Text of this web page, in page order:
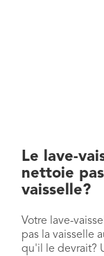
Le lave-
nettoie
vaisselle?
Votre lave-
pas la vaisselle
qu'il le devrait?